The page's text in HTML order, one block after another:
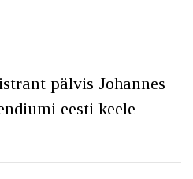
pälvis Johannes
eesti keele